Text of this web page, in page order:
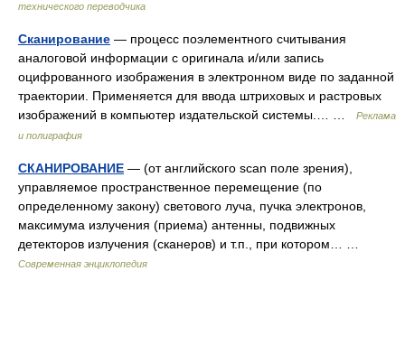
технического переводчика
Сканирование — процесс поэлементного считывания
аналоговой информации с оригинала и/или запись
оцифрованного изображения в электронном виде по заданной
траектории. Применяется для ввода штриховых и растровых
изображений в компьютер издательской системы.… …
Реклама
и полиграфия
СКАНИРОВАНИЕ — (от английского scan поле зрения),
управляемое пространственное перемещение (по
определенному закону) светового луча, пучка электронов,
максимума излучения (приема) антенны, подвижных
детекторов излучения (сканеров) и т.п., при котором… …
Современная энциклопедия